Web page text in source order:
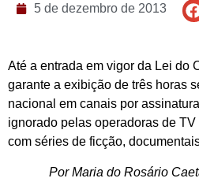
5 de dezembro de 2013
Até a entrada em vigor da Lei do
garante a exibição de três horas
nacional em canais por
ignorado pelas operadoras de
com séries de ficção,
Por Maria do Rosário